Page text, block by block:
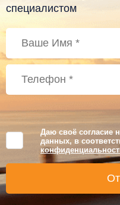
специалистом
Даю своё согласие
данных, в